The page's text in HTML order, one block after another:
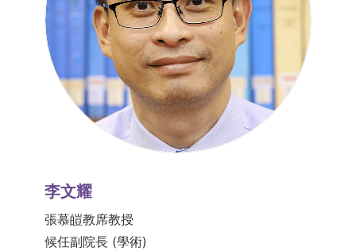
李文耀
張慕皚教席教授
候任副院長 (學術)